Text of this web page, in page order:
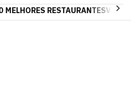
MELHORES RESTAURANTES